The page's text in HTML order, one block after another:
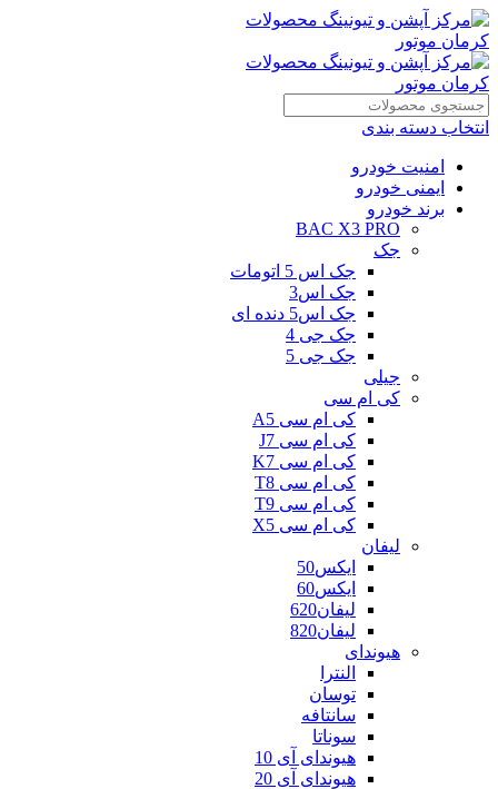
انتخاب دسته بندی
امنیت خودرو
ایمنی خودرو
برند خودرو
BAC X3 PRO
جک
جک اس 5 اتومات
جک اس3
جک اس5 دنده ای
جک جی 4
جک جی 5
جیلی
کی ام سی
کی ام سی A5
کی ام سی J7
کی ام سی K7
کی ام سی T8
کی ام سی T9
کی ام سی X5
لیفان
ایکس50
ایکس60
لیفان620
لیفان820
هیوندای
النترا
توسان
سانتافه
سوناتا
هیوندای آی 10
هیوندای آی 20